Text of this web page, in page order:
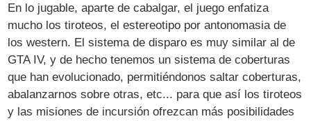
En lo jugable, aparte de cabalgar, el juego enfatiza
mucho los tiroteos, el estereotipo por antonomasia de
los western. El sistema de disparo es muy similar al de
GTA IV, y de hecho tenemos un sistema de coberturas
que han evolucionado, permitiéndonos saltar coberturas,
abalanzarnos sobre otras, etc... para que así los tiroteos
y las misiones de incursión ofrezcan más posibilidades